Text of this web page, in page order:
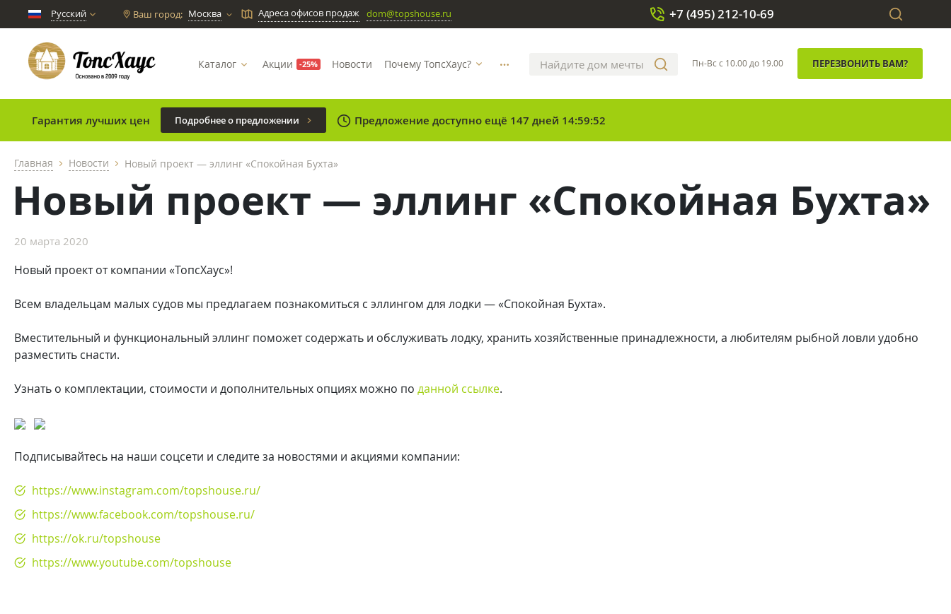
Русский Ваш город: Москва chevron_down Адреса офисов продаж dom@topshouse.ru
Каталог Акции -25% Новости Почему ТопсХаус? more_horizontal
+7 (495) 212-10-69
Пн-Вс с 10.00 до 19.00 ПЕРЕЗВОНИТЬ ВАМ?
Гарантия лучших цен Подробнее о предложении clock Предложение доступно ещё 147 дней 14:59:52
Главная chevron_right Новости chevron_right Новый проект — эллинг «Спокойная Бухта»
Новый проект — эллинг «Спокойная Бухта»
20 марта 2020
Новый проект от компании «ТопсХаус»!
Всем владельцам малых судов мы предлагаем познакомиться с эллингом для лодки — «Спокойная Бухта».
Вместительный и функциональный эллинг поможет содержать и обслуживать лодку, хранить хозяйственные принадлежности, а любителям рыбной ловли удобно
разместить снасти.
Узнать о комплектации, стоимости и дополнительных опциях можно по данной ссылке.
Подписывайтесь на наши соцсети и следите за новостями и акциями компании:
https://www.instagram.com/topshouse.ru/
https://www.facebook.com/topshouse.ru/
https://ok.ru/topshouse
https://www.youtube.com/topshouse